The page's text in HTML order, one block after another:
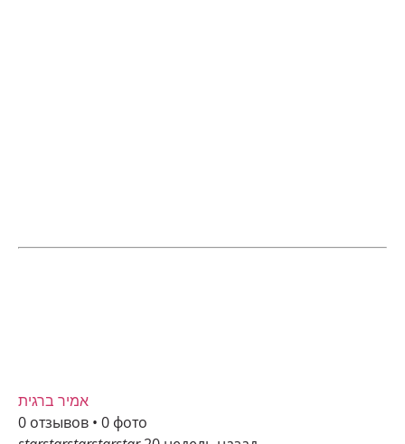
אמיר ברגית
0 отзывов • 0 фото